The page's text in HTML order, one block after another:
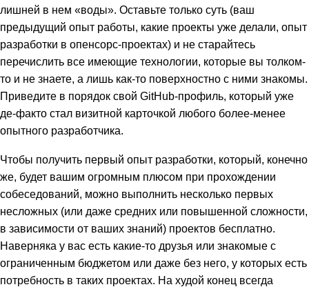
лишней в нем «воды». Оставьте только суть (ваш
предыдущий опыт работы, какие проекты уже делали, опыт
разработки в опенсорс-проектах) и не старайтесь
перечислить все имеющие технологии, которые вы толком-
то и не знаете, а лишь как-то поверхностно с ними знакомы.
Приведите в порядок свой GitHub-профиль, который уже
де-факто стал визитной карточкой любого более-менее
опытного разработчика.
Чтобы получить первый опыт разработки, который, конечно
же, будет вашим огромным плюсом при прохождении
собеседований, можно выполнить несколько первых
несложных (или даже средних или повышенной сложности,
в зависимости от ваших знаний) проектов бесплатно.
Наверняка у вас есть какие-то друзья или знакомые с
ограниченным бюджетом или даже без него, у которых есть
потребность в таких проектах. На худой конец всегда